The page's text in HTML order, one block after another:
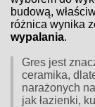
budową,
różnica wynika
wypalania.
Gres jest
ceramika,
narażonych
jak łazienki,